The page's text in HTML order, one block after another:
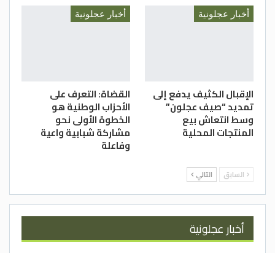
أخبار عجلونية
الإقبال الكثيف يدفع إلى
تمديد “صيف عجلون”
وسط انتعاش بيع
المنتجات المحلية
أخبار عجلونية
القضاة: التعرف على
الأحزاب الوطنية هو
الخطوة الأولى نحو
مشاركة شبابية واعية
وفاعلة
السابق التالي
أخبار عجلونية